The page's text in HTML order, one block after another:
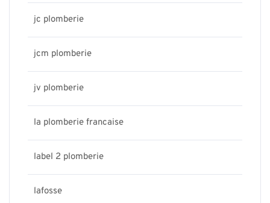
jc plomberie
jcm plomberie
jv plomberie
la plomberie francaise
label 2 plomberie
lafosse